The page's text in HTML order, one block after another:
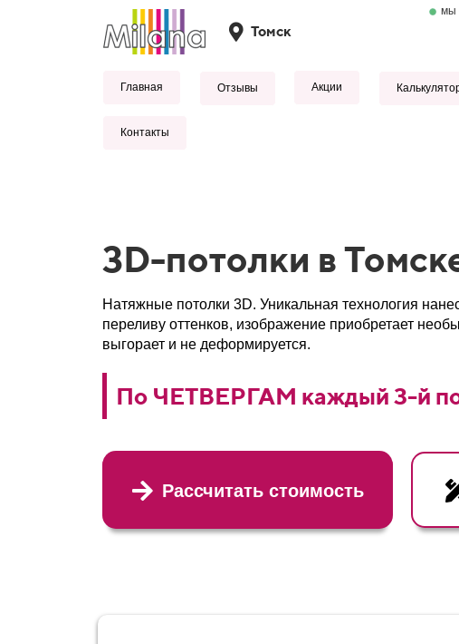
Томск
мы
Главная Отзывы Акции
Контакты
3D-потолки в
Натяжные потолки 3D. Уникальная технология
переливу оттенков, изображение приобретает
выгорает и не деформируется.
По ЧЕТВЕРГАМ каждый 3-й
Рассчитать стоимость